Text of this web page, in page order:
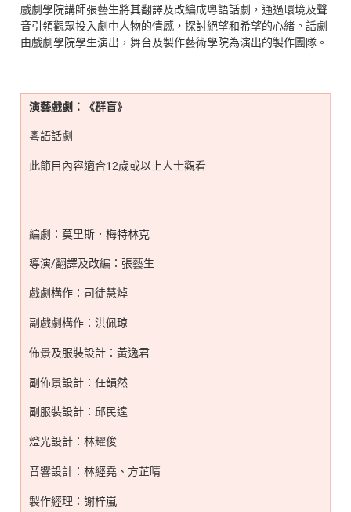
戲劇學院講師張藝生將其翻譯及改編成粵語話劇，通過環境及聲
音引領觀眾投入劇中人物的情感，探討絕望和希望的心緒。話劇
由戲劇學院學生演出，舞台及製作藝術學院為演出的製作團隊。
演藝戲劇：《群盲》
粵語話劇
此節目內容適合12歲或以上人士觀看
編劇：莫里斯．梅特林克
導演/翻譯及改編：張藝生
戲劇構作：司徒慧焯
副戲劇構作：洪佩琼
佈景及服裝設計：黃逸君
副佈景設計：任韻然
副服裝設計：邱民達
燈光設計：林耀俊
音響設計：林經堯、方芷晴
製作經理：謝梓嵐